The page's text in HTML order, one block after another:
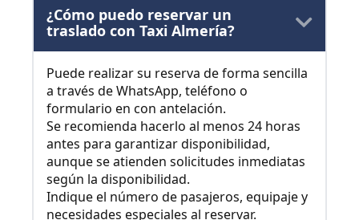
¿Cómo puedo reservar un
traslado con Taxi Almería?
Puede realizar su reserva de forma sencilla
a través de WhatsApp, teléfono o
formulario en con antelación.
Se recomienda hacerlo al menos 24 horas
antes para garantizar disponibilidad,
aunque se atienden solicitudes inmediatas
según la disponibilidad.
Indique el número de pasajeros, equipaje y
necesidades especiales al reservar.